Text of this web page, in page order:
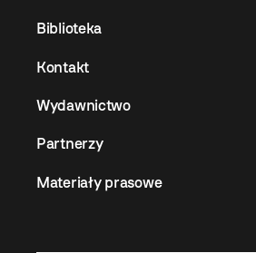
Biblioteka
Kontakt
Wydawnictwo
Partnerzy
Materiały prasowe